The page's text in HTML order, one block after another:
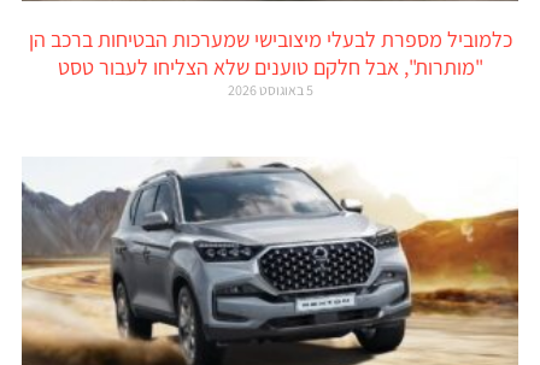
כלמוביל מספרת לבעלי מיצובישי שמערכות הבטיחות ברכב הן
"מותרות", אבל חלקם טוענים שלא הצליחו לעבור טסט
5 באוגוסט 2026